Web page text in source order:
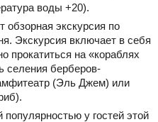
воды +20).
экскурсия по
Экскурсия включает в себя
на «кораблях
селения берберов-
(Эль Джем) или
у гостей этой